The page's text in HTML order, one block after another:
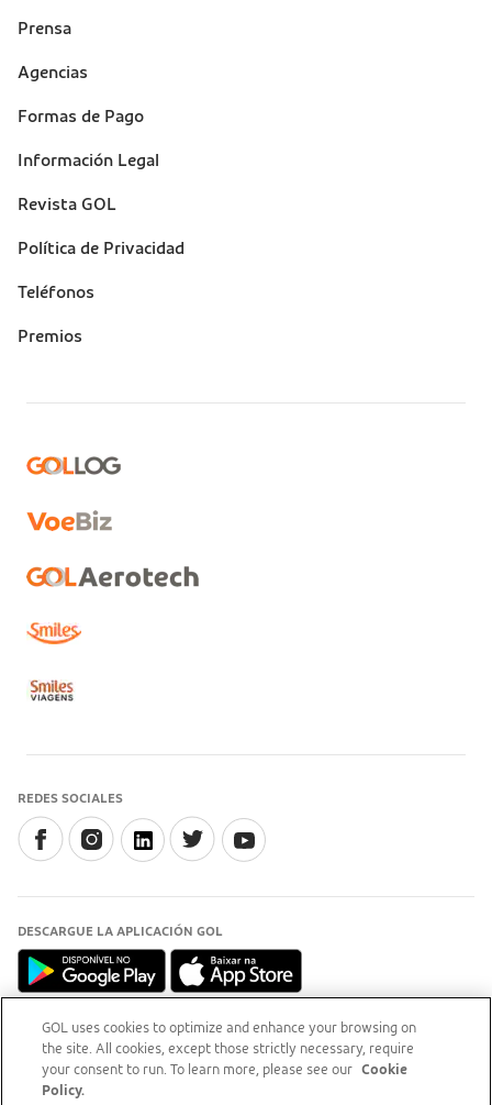
Prensa
Suporte
Agencias
Formas de Pago
Información Legal
Revista GOL
Política de Privacidad
Teléfonos
Premios
REDES SOCIALES
DESCARGUE LA APLICACIÓN GOL
INFORMACIÓN
Para aclaraciones, acceda a
GOL uses cookies to optimize and enhance your browsing on
the site. All cookies, except those strictly necessary, require
your consent to run. To learn more, please see our
Cookie
Policy.